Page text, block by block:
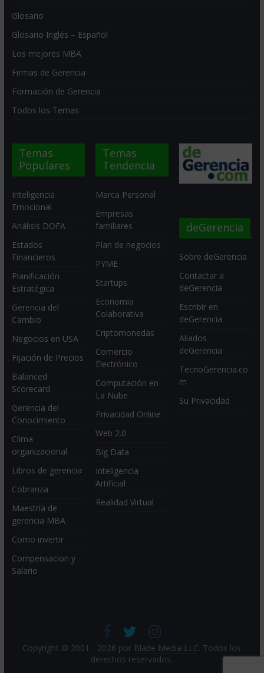
Glosario
Glosario Inglés – Español
Los mejores MBA
Firmas de Gerencia
Formación de Gerencia
Todos los Temas
Temas
Populares
Inteligencia
Emocional
Análisis DOFA
Estados
Financieros
Planificación
Estratégica
Gerencia del
Cambio
Negocios en USA
Fijación de Precios
Balanced
Scorecard
Gerencia del
Conocimiento
Clima
organizacional
Libros de gerencia
Cobranza
Maestría de
gerencia MBA
Como invertir
Compensacion y
Salario
Temas
Tendencia
Marca Personal
Empresas
familiares
Plan de negocios
PYME
Startups
Economia
Colaborativa
Criptomonedas
Comercio
Electrónico
Computación en
La Nube
Privacidad Online
Web 2.0
Big Data
Inteligencia
Artificial
Realidad Virtual
deGerencia
Sobre deGerencia
Contactar a
deGerencia
Escribir en
deGerencia
Aliados
deGerencia
TecnoGerencia.co
m
Su Privacidad
Copyright © 2001 - 2026 por Blade Media LLC. Todos los
derechos reservados.